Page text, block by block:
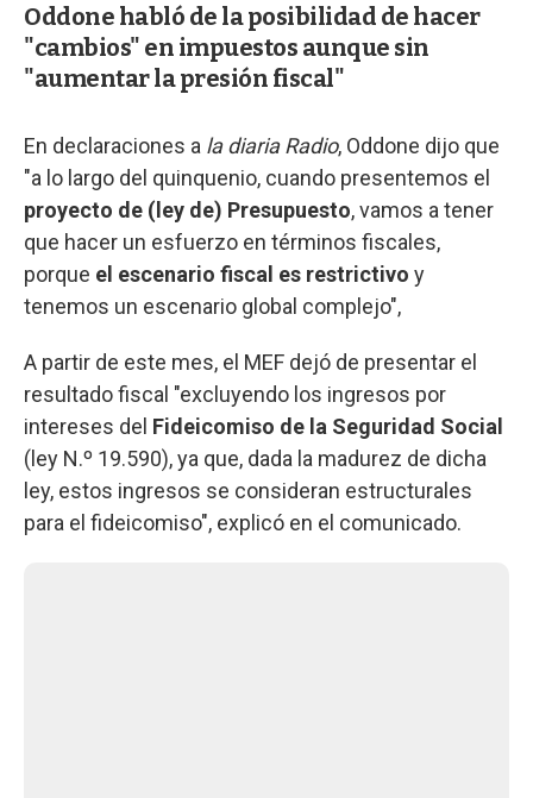
Oddone habló de la posibilidad de hacer
"cambios" en impuestos aunque sin
"aumentar la presión fiscal"
En declaraciones a la diaria Radio, Oddone dijo que
"a lo largo del quinquenio, cuando presentemos el
proyecto de (ley de) Presupuesto, vamos a tener
que hacer un esfuerzo en términos fiscales,
porque el escenario fiscal es restrictivo y
tenemos un escenario global complejo",
A partir de este mes, el MEF dejó de presentar el
resultado fiscal "excluyendo los ingresos por
intereses del Fideicomiso de la Seguridad Social
(ley N.º 19.590), ya que, dada la madurez de dicha
ley, estos ingresos se consideran estructurales
para el fideicomiso", explicó en el comunicado.